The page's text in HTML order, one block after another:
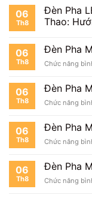
06
Th8
Đèn Pha
Thao:
06
Th8
Đèn Pha
Chức năng
06
Th8
Đèn Pha
Chức năng
06
Th8
Đèn Pha
Chức năng
06
Th8
Đèn Pha
Chức năng